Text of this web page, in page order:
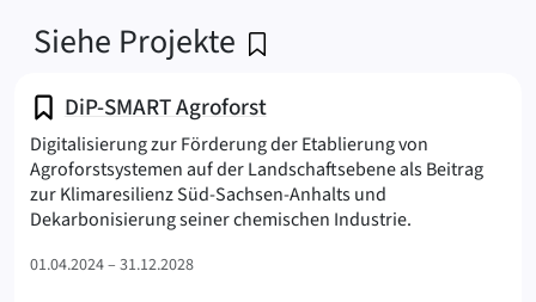
Siehe Projekte
DiP-SMART Agroforst
Digitalisierung zur Förderung der Etablierung von
Agroforstsystemen auf der Landschaftsebene als Beitrag
zur Klimaresilienz Süd-Sachsen-Anhalts und
Dekarbonisierung seiner chemischen Industrie.
01.04.2024 – 31.12.2028